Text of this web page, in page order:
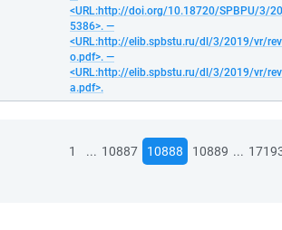
<URL:http://doi.org/10.18720/SPBPU/3/
5386>. —
<URL:http://elib.spbstu.ru/dl/3/2019/vr/
o.pdf>. —
<URL:http://elib.spbstu.ru/dl/3/2019/vr/
a.pdf>.
1 ... 10887 10888 10889 ...